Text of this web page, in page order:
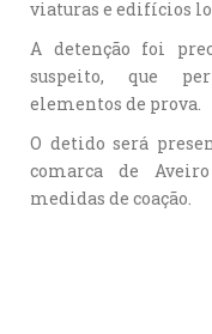
viaturas e edifícios
A detenção foi
suspeito, que
elementos de prova.
O detido será
comarca de
medidas de coação.